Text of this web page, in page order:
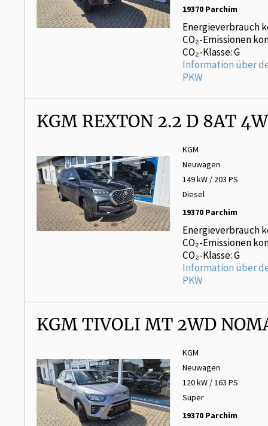
19370 Parchim
Energieverbrauch
CO₂-Emissionen
CO₂-Klasse: G
Information über
PKW
KGM REXTON 2.2 D 8AT
KGM
Neuwagen
149 kW / 203 PS
Diesel
19370 Parchim
Energieverbrauch
CO₂-Emissionen
CO₂-Klasse: G
Information über
PKW
KGM TIVOLI MT 2WD
KGM
Neuwagen
120 kW / 163 PS
Super
19370 Parchim